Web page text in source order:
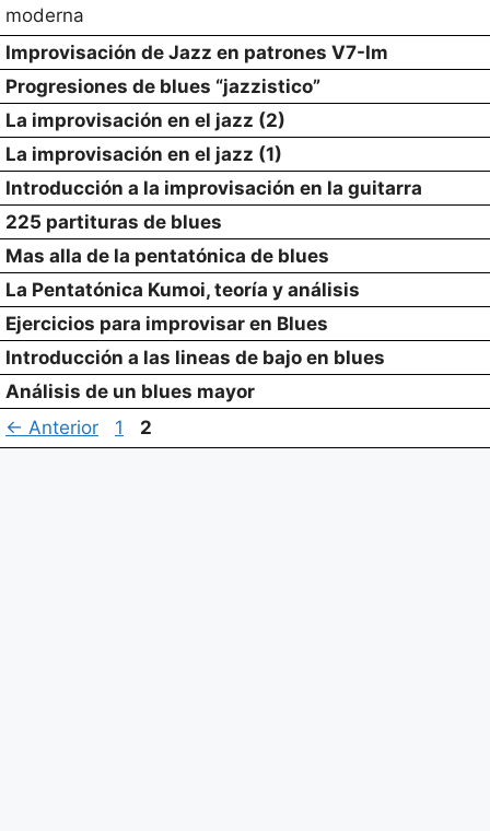
moderna
Improvisación de Jazz en patrones V7-Im
Progresiones de blues “jazzistico”
La improvisación en el jazz (2)
La improvisación en el jazz (1)
Introducción a la improvisación en la guitarra
225 partituras de blues
Mas alla de la pentatónica de blues
La Pentatónica Kumoi, teoría y análisis
Ejercicios para improvisar en Blues
Introducción a las lineas de bajo en blues
Análisis de un blues mayor
← Anterior Página
1 Página
2